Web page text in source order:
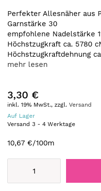
springen
Perfekter Allesnäher aus
Garnstärke 30
empfohlene Nadelstärke
Höchstzugkraft ca. 5780
Höchstzugkraftdehnung
mehr lesen
3,30 €
inkl. 19% MwSt., zzgl. Versand
Auf Lager
Versand 3 - 4 Werktage
10,67 €/100m